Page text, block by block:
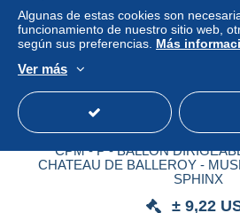
CPM - P - BALLON
CHATEAU DE BALLEROY -
SPHINX
± 9,22
Algunas de estas cookies son
funcionamiento de nuestro sitio web,
según sus preferencias. Más
Ver más